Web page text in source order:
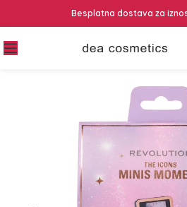
Besplatna dostava za